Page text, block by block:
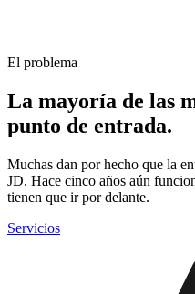
El problema
La mayoría de las
punto de entrada.
Muchas dan por hecho que la
JD. Hace cinco años aún
tienen que ir por delante.
Servicios